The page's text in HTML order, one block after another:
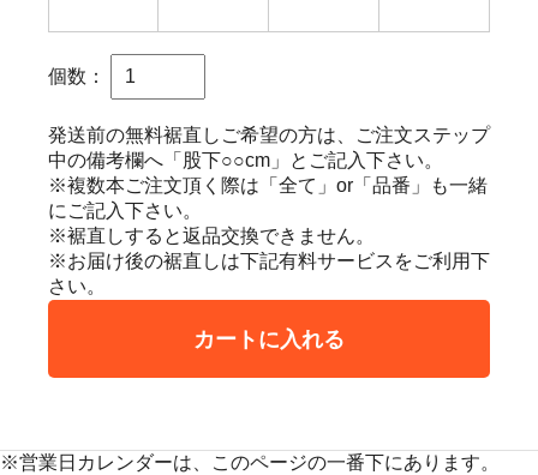
個数：
発送前の無料裾直しご希望の方は、ご注文ステップ
中の備考欄へ「股下○○cm」とご記入下さい。
※複数本ご注文頂く際は「全て」or「品番」も一緒
にご記入下さい。
※裾直しすると返品交換できません。
※お届け後の裾直しは下記有料サービスをご利用下
さい。
カートに入れる
※営業日カレンダーは、このページの一番下にあります。